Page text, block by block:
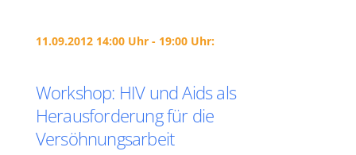
11.09.2012 14:00 Uhr - 19:00 Uhr:
Workshop: HIV und Aids als
Herausforderung für die
Versöhnungsarbeit